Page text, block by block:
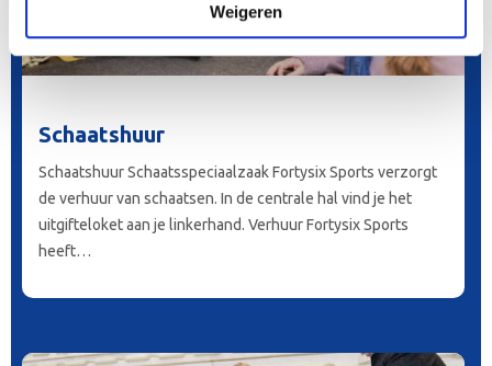
Weigeren
Schaatshuur
Schaatshuur Schaatsspeciaalzaak Fortysix Sports verzorgt
de verhuur van schaatsen. In de centrale hal vind je het
uitgifteloket aan je linkerhand. Verhuur Fortysix Sports
heeft…